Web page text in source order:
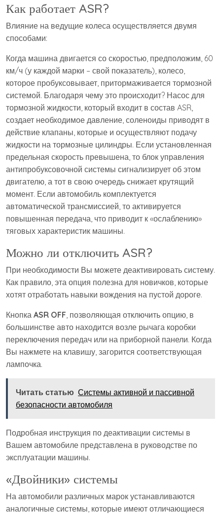
Как работает ASR?
Влияние на ведущие колеса осуществляется двумя
способами:
Когда машина двигается со скоростью, предположим, 60
км/ч (у каждой марки – свой показатель), колесо,
которое пробуксовывает, притормаживается тормозной
системой. Благодаря чему это происходит? Насос для
тормозной жидкости, который входит в состав ASR,
создает необходимое давление, соленоиды приводят в
действие клапаны, которые и осуществляют подачу
жидкости на тормозные цилиндры. Если установленная
предельная скорость превышена, то блок управления
антипробуксовочной системы сигнализирует об этом
двигателю, а тот в свою очередь снижает крутящий
момент. Если автомобиль комплектуется
автоматической трансмиссией, то активируется
повышенная передача, что приводит к «ослаблению»
тяговых характеристик машины.
Можно ли отключить ASR?
При необходимости Вы можете деактивировать систему.
Как правило, эта опция полезна для новичков, которые
хотят отработать навыки вождения на пустой дороге.
Кнопка ASR OFF , позволяющая отключить опцию, в
большинстве авто находится возле рычага коробки
переключения передач или на приборной панели. Когда
Вы нажмете на клавишу, загорится соответствующая
лампочка.
Читать статью Системы активной и пассивной
безопасности автомобиля
Подробная инструкция по деактивации системы в
Вашем автомобиле представлена в руководстве по
эксплуатации машины.
«Двойники» системы
На автомобили различных марок устанавливаются
аналогичные системы, которые имеют отличающиеся